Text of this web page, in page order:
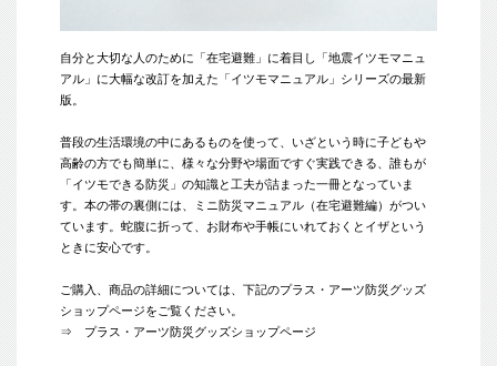
自分と大切な人のために「在宅避難」に着目し「地震イツモマニュ
アル」に大幅な改訂を加えた「イツモマニュアル」シリーズの最新
版。
普段の生活環境の中にあるものを使って、いざという時に子どもや
高齢の方でも簡単に、様々な分野や場面ですぐ実践できる、誰もが
「イツモできる防災」の知識と工夫が詰まった一冊となっていま
す。本の帯の裏側には、ミニ防災マニュアル（在宅避難編）がつい
ています。蛇腹に折って、お財布や手帳にいれておくとイザという
ときに安心です。
ご購入、商品の詳細については、下記のプラス・アーツ防災グッズ
ショップページをご覧ください。
⇒ プラス・アーツ防災グッズショップページ